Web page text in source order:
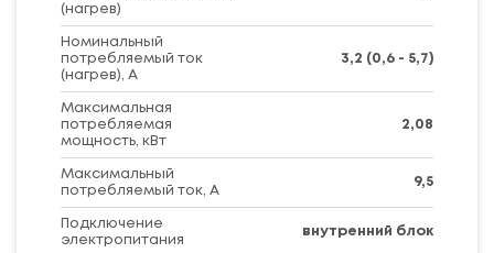
(нагрев)
Номинальный
потребляемый ток
(нагрев), А
3,2 (0,6 - 5,7)
Максимальная
потребляемая
мощность, кВт
2,08
Максимальный
потребляемый ток, А
9,5
Подключение
электропитания
внутренний блок